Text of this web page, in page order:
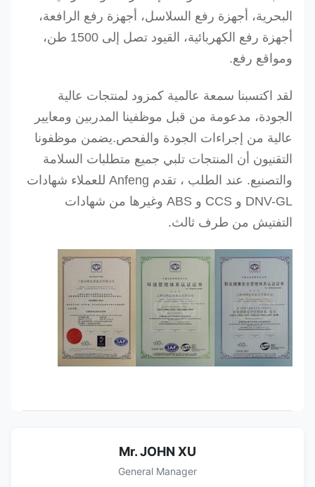
البحرية، أجهزة رفع السلاسل، أجهزة رفع الرافعة،
أجهزة رفع الكهربائية، القيود تصل إلى 1500 طن،
ومواقع رفع.
لقد اكتسبنا سمعة عالمية كمزود لمنتجات عالية
الجودة، مدعومة من قبل موظفينا المدربين ومعايير
عالية من إجراءات الجودة والفحص.يضمن موظفونا
التقنيون أن المنتجات تلبي جميع متطلبات السلامة
والتصنيع. عند الطلب ، تقدم Anfeng للعملاء شهادات
DNV-GL و CCS و ABS وغيرها من شهادات
التفتيش من طرف ثالث.
Mr. JOHN XU
General Manager